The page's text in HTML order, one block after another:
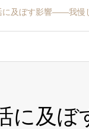
に及ぼす影響――我慢
に及